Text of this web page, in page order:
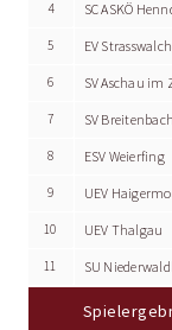
4 SC ASKÖ
5 EV
6 SV Aschau im
7 SV
8 ESV Weierfing
9 UEV
10 UEV Thalgau
11 SU